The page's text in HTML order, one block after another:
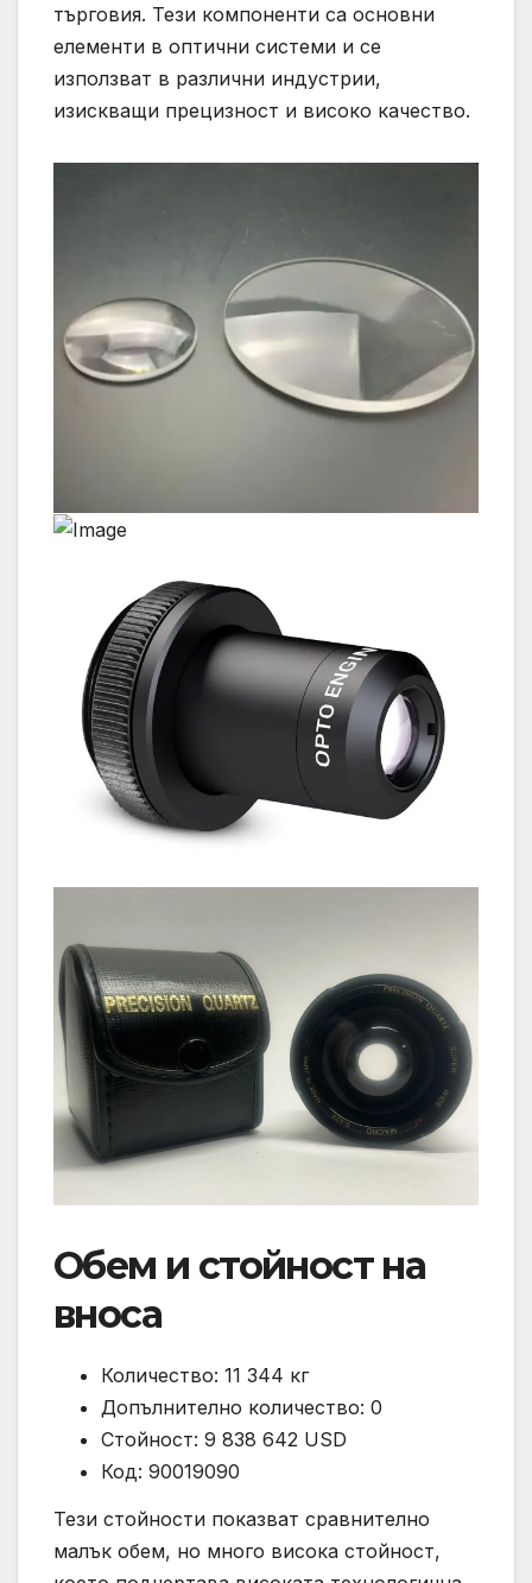
търговия. Тези компоненти са основни
елементи в оптични системи и се
използват в различни индустрии,
изискващи прецизност и високо качество.
Обем и стойност на
вноса
Количество: 11 344 кг
Допълнително количество: 0
Стойност: 9 838 642 USD
Код: 90019090
Тези стойности показват сравнително
малък обем, но много висока стойност,